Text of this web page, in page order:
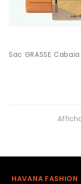
Sac GRASSE Cabaia
HAVANA FASHION